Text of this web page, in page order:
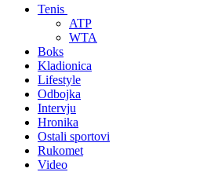
Tenis
ATP
WTA
Boks
Kladionica
Lifestyle
Odbojka
Intervju
Hronika
Ostali sportovi
Rukomet
Video